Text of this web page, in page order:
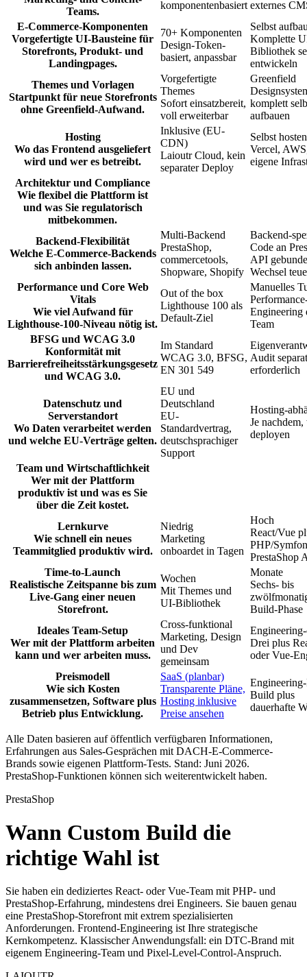
Teams.
komponentenbasiert externes
E-Commerce-Komponenten
Vorgefertigte UI-Bausteine für
Storefronts, Produkt- und
Landingpages.
70+ Komponenten
Design-Token-
basiert, anpassbar
Selbst
Komplette
Bibliothek
entwickeln
Themes und Vorlagen
Startpunkt für neue Storefronts
ohne Greenfield-Aufwand.
Vorgefertigte
Themes
Sofort einsatzbereit,
voll erweiterbar
Greenfield
komplett
aufbauen
Hosting
Wo das Frontend ausgeliefert
wird und wer es betreibt.
Inklusive (EU-
CDN)
Laioutr Cloud, kein
separater Deploy
Selbst hosten
Vercel,
eigene
Architektur und Compliance
Wie flexibel die Plattform ist
und was Sie regulatorisch
mitbekommen.
Backend-Flexibilität
Welche E-Commerce-Backends
sich anbinden lassen.
Multi-Backend
PrestaShop,
commercetools,
Shopware, Shopify
Backend-
Code an
API
Wechsel
Performance und Core Web
Vitals
Wie viel Aufwand für
Lighthouse-100-Niveau nötig ist.
Out of the box
Lighthouse 100 als
Default-Ziel
Manuelles
Engineering
Team
BFSG und WCAG 3.0
Konformität mit
Barrierefreiheitsstärkungsgesetz
und WCAG 3.0.
Im Standard
WCAG 3.0, BFSG,
EN 301 549
Audit separat
erforderlich
Datenschutz und
Serverstandort
Wo Daten verarbeitet werden
und welche EU-Verträge gelten.
EU und
Deutschland
EU-
Standardvertrag,
deutschsprachiger
Support
Hosting-
Je
deployen
Team und Wirtschaftlichkeit
Wer mit der Plattform
produktiv ist und was es Sie
über die Zeit kostet.
Lernkurve
Wie schnell ein neues
Teammitglied produktiv wird.
Niedrig
Marketing
onboardet in Tagen
Hoch
React/Vue
PHP/
PrestaShop
Time-to-Launch
Realistische Zeitspanne bis zum
Live-Gang einer neuen
Storefront.
Wochen
Mit Themes und
UI-Bibliothek
Monate
Sechs- bis
Build-Phase
Ideales Team-Setup
Wer mit der Plattform arbeiten
kann und wer arbeiten muss.
Cross-funktional
Marketing, Design
und Dev
gemeinsam
Drei plus
oder Vue-
Preismodell
Wie sich Kosten
zusammensetzen, Software plus
Betrieb plus Entwicklung.
SaaS (planbar)
Transparente Pläne,
Hosting inklusive
Preise ansehen
Build plus
dauerhafte
Alle Daten basieren auf öffentlich verfügbaren Informationen,
Erfahrungen aus Sales-Gesprächen mit DACH-E-Commerce-
Brands sowie eigenen Plattform-Tests. Stand: Juni 2026.
PrestaShop-Funktionen können sich weiterentwickelt haben.
PrestaShop
Wann Custom Build die
richtige Wahl ist
Sie haben ein dediziertes React- oder Vue-Team mit PHP- und
PrestaShop-Erfahrung, mindestens drei Engineers. Sie bauen genau
eine PrestaShop-Storefront mit extrem spezialisierten
Anforderungen. Frontend-Engineering ist Ihre strategische
Kernkompetenz. Klassischer Anwendungsfall: ein DTC-Brand mit
eigenem Engineering-Team und Pixel-Level-Control-Anspruch.